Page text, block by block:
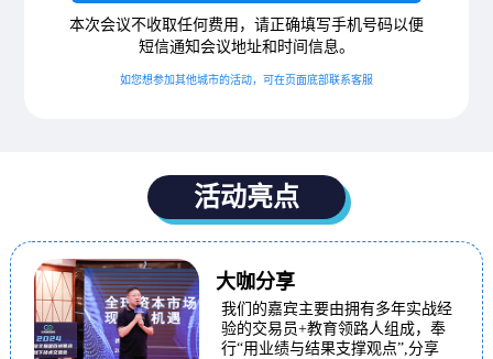
本次会议不收取任何费用，请正确填写手机号码以便
短信通知会议地址和时间信息。
如您想参加其他城市的活动，可在页面底部联系客服
活动亮点
大咖分享
我们的嘉宾主要由拥有多年实战经
验的交易员+教育领路人组成，奉
行“用业绩与结果支撑观点”,分享